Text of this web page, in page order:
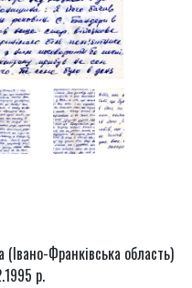
Франківська область)
р.